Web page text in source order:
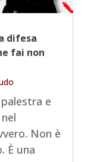
difesa
fai non
e
Non è
È una